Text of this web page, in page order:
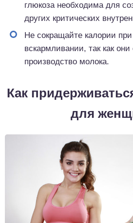
глюкоза необходима для
других критических
Не сокращайте калории
вскармливании, так как они
производство молока.
Как
для